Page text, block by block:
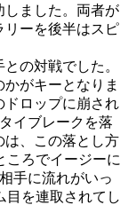
しました。両者が
リーを後半はスピ
の対戦でした。
がキーとなりま
ドロップに崩され
イブレークを落
は、この落とし方
ころでイージーに
手に流れがいっ
目を連取されてし